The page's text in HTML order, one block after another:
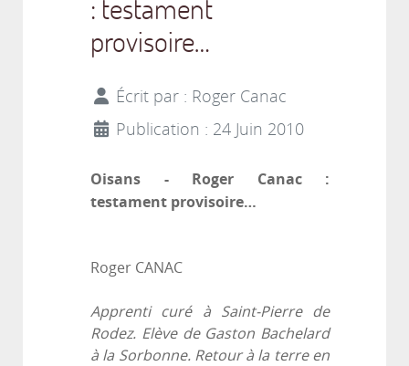
: testament
provisoire…
Écrit par : Roger Canac
Publication : 24 Juin 2010
Oisans - Roger Canac :
testament provisoire…
Roger CANAC
Apprenti curé à Saint-Pierre de
Rodez. Elève de Gaston Bachelard
à la Sorbonne. Retour à la terre en